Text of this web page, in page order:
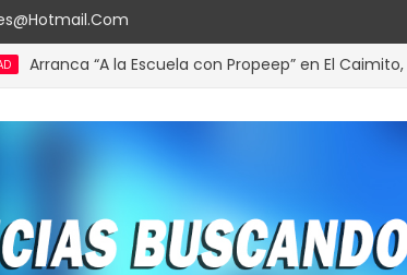
“A la Escuela con Propeep” en El Caimito, La Vega